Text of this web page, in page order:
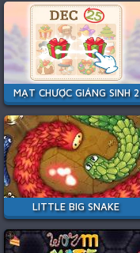
MẠT CHƯỢC GIÁNG SINH 2
LITTLE BIG SNAKE